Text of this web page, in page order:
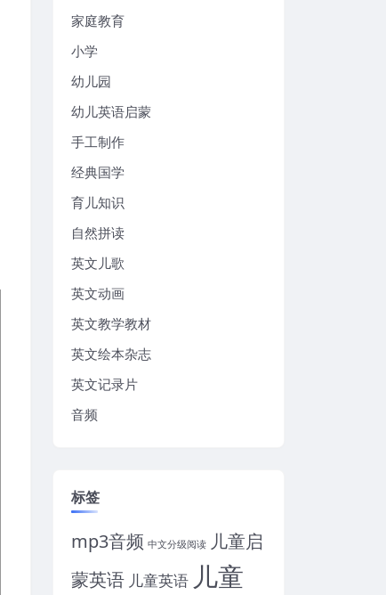
家庭教育
小学
幼儿园
幼儿英语启蒙
手工制作
经典国学
育儿知识
自然拼读
英文儿歌
英文动画
英文教学教材
英文绘本杂志
英文记录片
音频
标签
mp3音频 中文分级阅读 儿童启
蒙英语 儿童英语 儿童